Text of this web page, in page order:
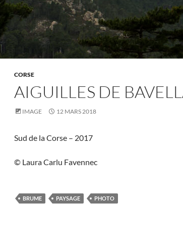
CORSE
AIGUILLES DE
IMAGE 12 MARS 2018
Sud de la Corse – 2017
© Laura Carlu Favennec
BRUME PAYSAGE PHOTO